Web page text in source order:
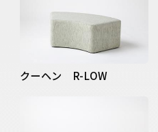
クーヘン R-LOW